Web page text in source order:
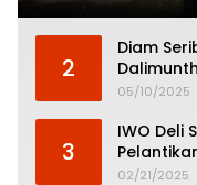
2
Diam
05/10/2025
3
IWO Deli
Serdang
02/21/2025